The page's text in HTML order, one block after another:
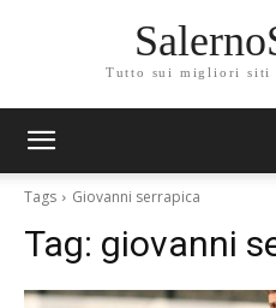
Tutto sui migliori siti
Tags Giovanni serrapica
Tag: giovanni